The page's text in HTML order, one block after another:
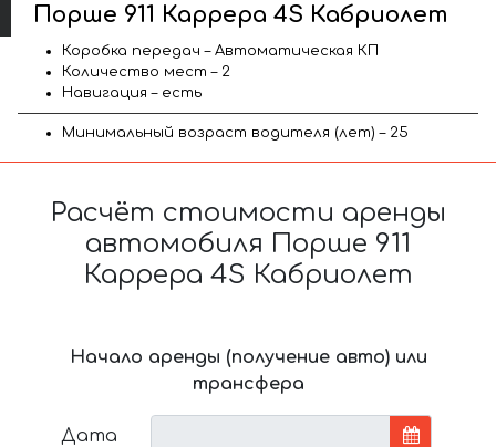
Порше 911 Каррера 4S Кабриолет
Коробка передач – Автоматическая КП
Количество мест – 2
Навигация – есть
Минимальный возраст водителя (лет) – 25
Расчёт стоимости аренды
автомобиля Порше 911
Каррера 4S Кабриолет
Начало аренды (получение авто) или
трансфера
Дата